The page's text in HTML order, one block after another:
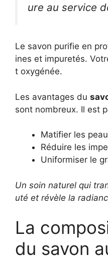
ure au service
Le savon purifie en
ines et impuretés.
t oxygénée.
Les avantages du
sont nombreux. Il est
Matifier les
Réduire les
Uniformiser le
Un soin naturel qui
uté et révèle la
La
du savon